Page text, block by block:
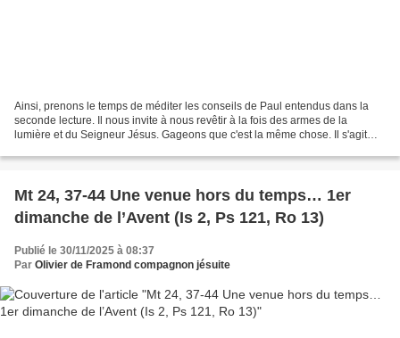
Ainsi, prenons le temps de méditer les conseils de Paul entendus dans la
seconde lecture. Il nous invite à nous revêtir à la fois des armes de la
lumière et du Seigneur Jésus. Gageons que c'est la même chose. Il s'agit
Mt 24, 37-44 Une venue hors du temps… 1er
dimanche de l’Avent (Is 2, Ps 121, Ro 13)
Publié le 30/11/2025 à 08:37
Par Olivier de Framond compagnon jésuite